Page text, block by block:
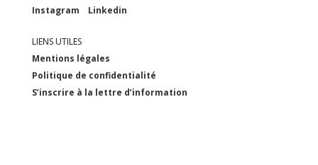
Instagram
Linkedin
LIENS UTILES
Mentions légales
Politique de confidentialité
S’inscrire à la lettre d’information